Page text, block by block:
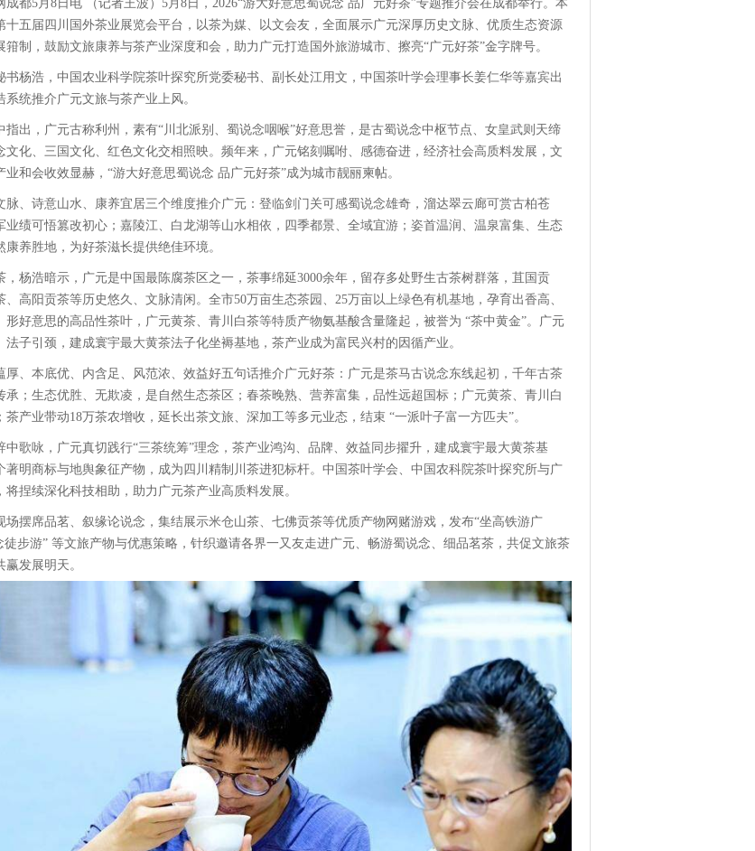
成都5月8日电 （记者王波）5月8日，2026“游大好意思蜀说念 品广元好茶”专题推介会在成都举行。本
十五届四川国外茶业展览会平台，以茶为媒、以文会友，全面展示广元深厚历史文脉、优质生态资源
箝制，鼓励文旅康养与茶产业深度和会，助力广元打造国外旅游城市、擦亮“广元好茶”金字牌号。
书杨浩，中国农业科学院茶叶探究所党委秘书、副长处江用文，中国茶叶学会理事长姜仁华等嘉宾出
系统推介广元文旅与茶产业上风。
指出，广元古称利州，素有“川北派别、蜀说念咽喉”好意思誉，是古蜀说念中枢节点、女皇武则天缔
文化、三国文化、红色文化交相照映。频年来，广元铭刻嘱咐、感德奋进，经济社会高质料发展，文
业和会收效显赫，“游大好意思蜀说念 品广元好茶”成为城市靓丽柬帖。
脉、诗意山水、康养宜居三个维度推介广元：登临剑门关可感蜀说念雄奇，溜达翠云廊可赏古柏苍
业绩可悟篡改初心；嘉陵江、白龙湖等山水相依，四季都景、全域宜游；姿首温润、温泉富集、生态
康养胜地，为好茶滋长提供绝佳环境。
，杨浩暗示，广元是中国最陈腐茶区之一，茶事绵延3000余年，留存多处野生古茶树群落，苴国贡
、高阳贡茶等历史悠久、文脉清闲。全市50万亩生态茶园、25万亩以上绿色有机基地，孕育出香高、
形好意思的高品性茶叶，广元黄茶、青川白茶等特质产物氨基酸含量隆起，被誉为 “茶中黄金”。广元
法子引颈，建成寰宇最大黄茶法子化坐褥基地，茶产业成为富民兴村的因循产业。
厚、本底优、内含足、风范浓、效益好五句话推介广元好茶：广元是茶马古说念东线起初，千年古茶
承；生态优胜、无欺凌，是自然生态茶区；春茶晚熟、营养富集，品性远超国标；广元黄茶、青川白
茶产业带动18万茶农增收，延长出茶文旅、深加工等多元业态，结束 “一派叶子富一方匹夫”。
中歌咏，广元真切践行“三茶统筹”理念，茶产业鸿沟、品牌、效益同步擢升，建成寰宇最大黄茶基
著明商标与地舆象征产物，成为四川精制川茶进犯标杆。中国茶叶学会、中国农科院茶叶探究所与广
将捏续深化科技相助，助力广元茶产业高质料发展。
场摆席品茗、叙缘论说念，集结展示米仓山茶、七佛贡茶等优质产物网赌游戏，发布“坐高铁游广
徒步游” 等文旅产物与优惠策略，针织邀请各界一又友走进广元、畅游蜀说念、细品茗茶，共促文旅茶
发展明天。